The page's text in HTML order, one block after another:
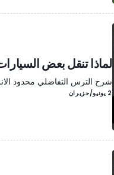
لماذا تنقل بعض
شرح الترس التفاضلي محدود
2 يونيو/حزيران